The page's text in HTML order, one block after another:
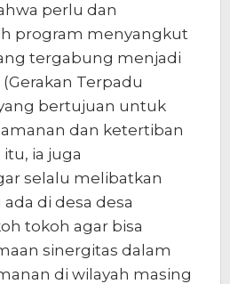
perlu dan
program menyangkut
tergabung menjadi
Terpadu
bertujuan untuk
dan ketertiban
itu, ia juga
selalu melibatkan
di desa desa
tokoh agar bisa
sinergitas dalam
di wilayah masing